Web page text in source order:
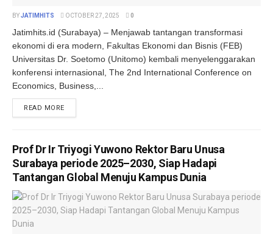
BYJATIMHITS OCTOBER 27, 2025 0
Jatimhits.id (Surabaya) – Menjawab tantangan transformasi
ekonomi di era modern, Fakultas Ekonomi dan Bisnis (FEB)
Universitas Dr. Soetomo (Unitomo) kembali menyelenggarakan
konferensi internasional, The 2nd International Conference on
Economics, Business,...
READ MOREDETAILS
Prof Dr Ir Triyogi Yuwono Rektor Baru Unusa
Surabaya periode 2025–2030, Siap Hadapi
Tantangan Global Menuju Kampus Dunia